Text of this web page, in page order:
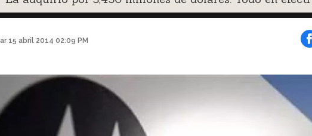
15 abril 2014 02:09 PM